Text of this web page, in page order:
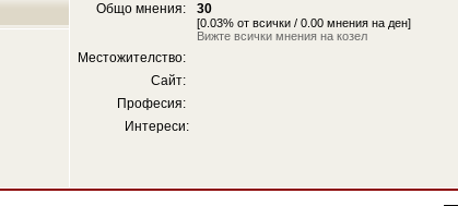
Общо мнения:
30
[0.03% от всички / 0.00 мнения на ден]
Вижте всички мнения на козел
Местожителство:
Сайт:
Професия:
Интереси: